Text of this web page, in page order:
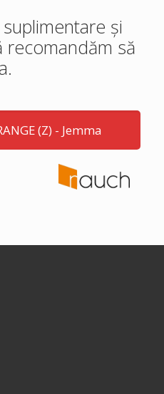
și
recomandăm să
(Z) - Jemma